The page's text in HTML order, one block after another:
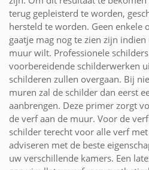
terug gepleisterd te worden,
hersteld te worden. Geen enkele
gaatje mag nog te zien zijn
muur wilt. Professionele
voorbereidende schilderwerken
schilderen zullen overgaan. Bij
muren zal de schilder dan eerst
aanbrengen. Deze primer zorgt
de verf aan de muur. Voor de
schilder terecht voor alle verf
adviseren met de beste
uw verschillende kamers. Een